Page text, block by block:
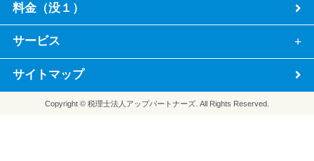
料金（没１）
サービス
サイトマップ
Copyright © 税理士法人アップパートナーズ. All Rights Reserved.